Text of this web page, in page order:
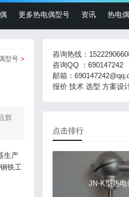
更多热电偶型号 资讯 热电
型号 >
辉
生产
铁工
咨询热线：
咨询QQ ：690147242
邮箱：
报价 技术 选型 方案设
点击排行
JN-K型热电